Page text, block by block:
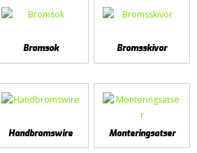
Bromsok Bromsskivor
Handbromswire Monteringsatser